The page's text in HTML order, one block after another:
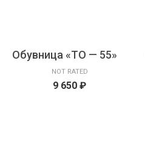
Обувница «ТО — 55»
NOT RATED
9 650 ₽